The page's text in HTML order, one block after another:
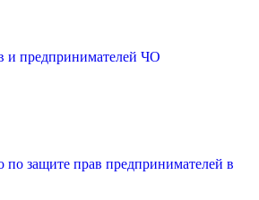
предпринимателей ЧО
защите прав предпринимателей в